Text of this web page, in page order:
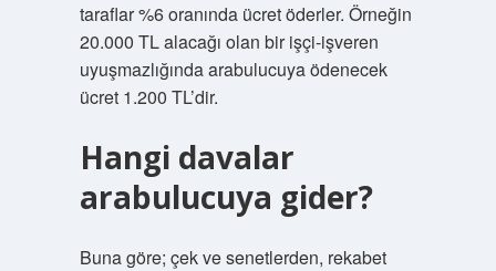
taraflar %6 oranında ücret öderler. Örneğin
20.000 TL alacağı olan bir işçi-işveren
uyuşmazlığında arabulucuya ödenecek
ücret 1.200 TL’dir.
Hangi davalar
arabulucuya gider?
Buna göre; çek ve senetlerden, rekabet